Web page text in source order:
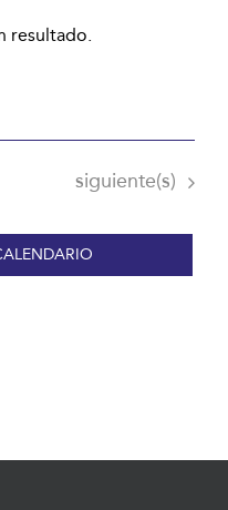
resultado.
Eventos
siguiente(s)